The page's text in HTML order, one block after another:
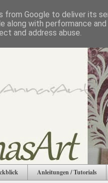
Anleitungen / Tutorials
from Google to deliver its
along with performance
and address abuse.